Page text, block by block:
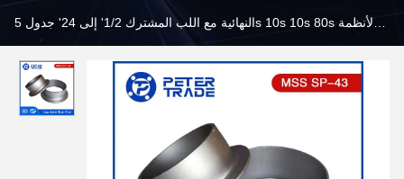
النهائية مع اللب المشترك 1/2' إلى 24' جدول 5s 10s 10s 80s لأنظمة